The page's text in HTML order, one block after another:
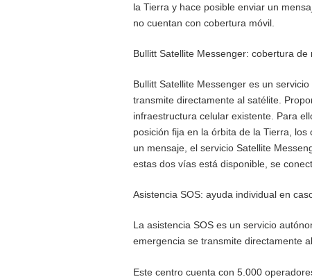
la Tierra y hace posible enviar un
no cuentan con cobertura móvil.
Bullitt Satellite Messenger: cobertura
Bullitt Satellite Messenger es un
transmite directamente al satélite.
infraestructura celular existente. Para
posición fija en la órbita de la Tierra,
un mensaje, el servicio Satellite
estas dos vías está disponible, se
Asistencia SOS: ayuda individual en
La asistencia SOS es un servicio
emergencia se transmite directamente
Este centro cuenta con 5.000